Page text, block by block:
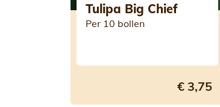
Tulipa Big Chief
Per 10 bollen
€ 3,75